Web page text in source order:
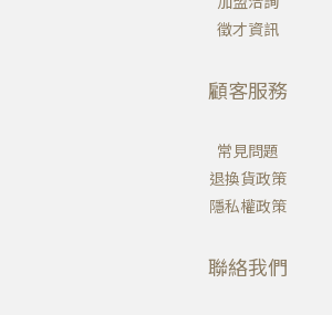
徵才資訊
顧客服務
常見問題
退換貨政策
隱私權政策
聯絡我們